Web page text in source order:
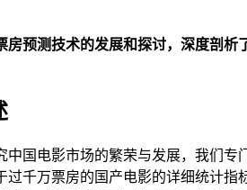
房预测技术的发展和探讨，深度剖析
中国电影市场的繁荣与发展，我们专
过千万票房的国产电影的详细统计指